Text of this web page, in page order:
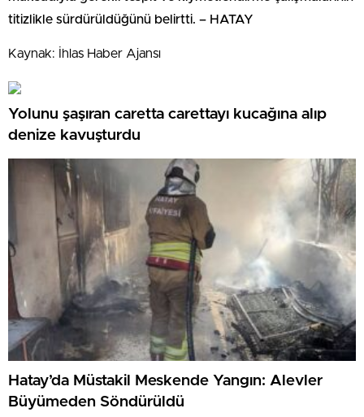
titizlikle sürdürüldüğünü belirtti. – HATAY
Kaynak: İhlas Haber Ajansı
Yolunu şaşıran caretta carettayı kucağına alıp
denize kavuşturdu
Hatay’da Müstakil Meskende Yangın: Alevler
Büyümeden Söndürüldü